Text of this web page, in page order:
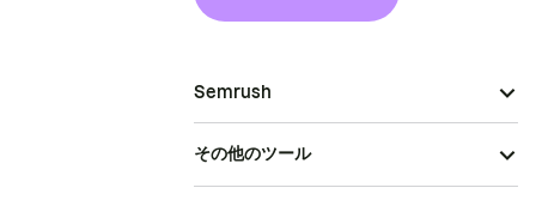
Semrush
その他のツール